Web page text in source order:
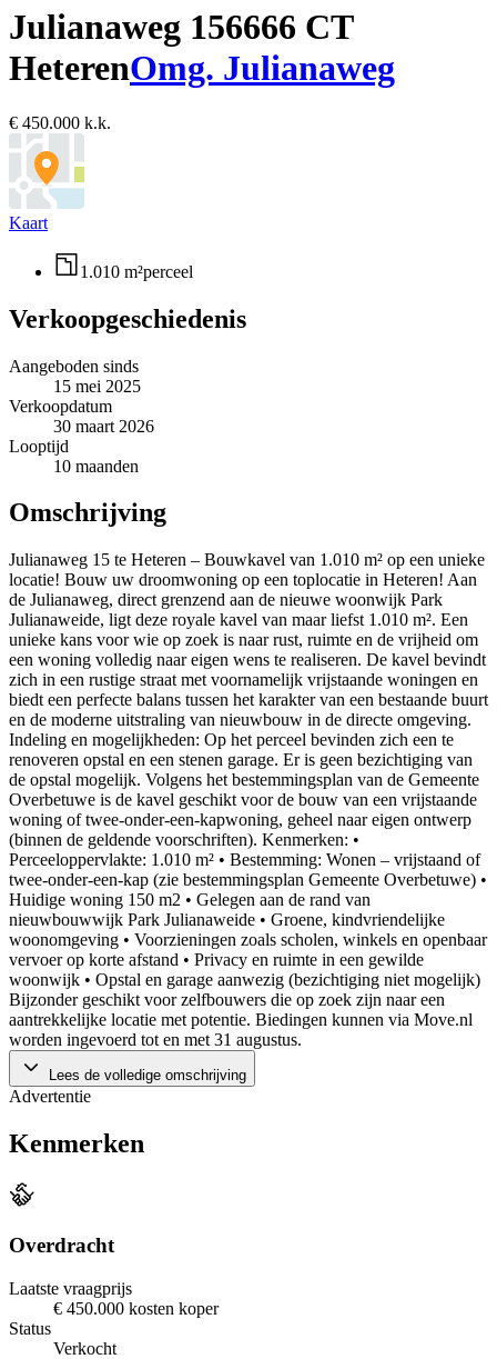
Julianaweg 156666 CT
HeterenOmg. Julianaweg
€ 450.000 k.k.
Kaart
1.010 m²perceel
Verkoopgeschiedenis
Aangeboden sinds
15 mei 2025
Verkoopdatum
30 maart 2026
Looptijd
10 maanden
Omschrijving
Julianaweg 15 te Heteren – Bouwkavel van 1.010 m² op een unieke
locatie! Bouw uw droomwoning op een toplocatie in Heteren! Aan
de Julianaweg, direct grenzend aan de nieuwe woonwijk Park
Julianaweide, ligt deze royale kavel van maar liefst 1.010 m². Een
unieke kans voor wie op zoek is naar rust, ruimte en de vrijheid om
een woning volledig naar eigen wens te realiseren. De kavel bevindt
zich in een rustige straat met voornamelijk vrijstaande woningen en
biedt een perfecte balans tussen het karakter van een bestaande buurt
en de moderne uitstraling van nieuwbouw in de directe omgeving.
Indeling en mogelijkheden: Op het perceel bevinden zich een te
renoveren opstal en een stenen garage. Er is geen bezichtiging van
de opstal mogelijk. Volgens het bestemmingsplan van de Gemeente
Overbetuwe is de kavel geschikt voor de bouw van een vrijstaande
woning of twee-onder-een-kapwoning, geheel naar eigen ontwerp
(binnen de geldende voorschriften). Kenmerken: •
Perceeloppervlakte: 1.010 m² • Bestemming: Wonen – vrijstaand of
twee-onder-een-kap (zie bestemmingsplan Gemeente Overbetuwe) •
Huidige woning 150 m2 • Gelegen aan de rand van
nieuwbouwwijk Park Julianaweide • Groene, kindvriendelijke
woonomgeving • Voorzieningen zoals scholen, winkels en openbaar
vervoer op korte afstand • Privacy en ruimte in een gewilde
woonwijk • Opstal en garage aanwezig (bezichtiging niet mogelijk)
Bijzonder geschikt voor zelfbouwers die op zoek zijn naar een
aantrekkelijke locatie met potentie. Biedingen kunnen via Move.nl
worden ingevoerd tot en met 31 augustus.
Lees de volledige omschrijving
Advertentie
Kenmerken
Overdracht
Laatste vraagprijs
€ 450.000 kosten koper
Status
Verkocht